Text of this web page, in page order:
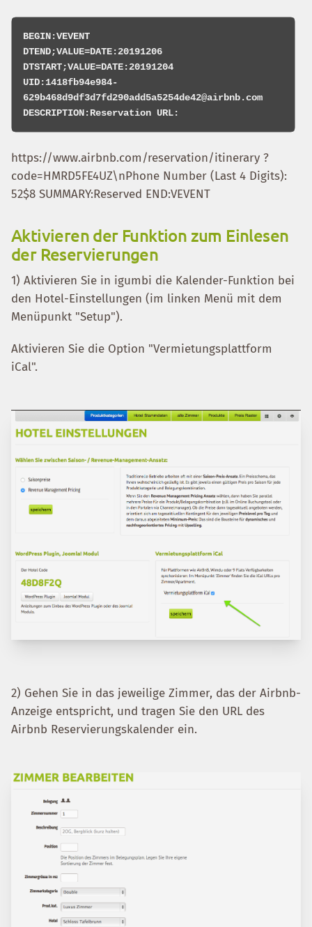
BEGIN:VEVENT
DTEND;VALUE=DATE:20191206
DTSTART;VALUE=DATE:20191204
UID:1418fb94e984-
629b468d9df3d7fd290add5a5254de42@airbnb.com
https://www.airbnb.com/reservation/itinerary ?
code=HMRD5FE4UZ\nPhone Number (Last 4 Digits):
52$8 SUMMARY:Reserved END:VEVENT
Aktivieren der Funktion zum Einlesen
der Reservierungen
1) Aktivieren Sie in igumbi die Kalender-Funktion bei
den Hotel-Einstellungen (im linken Menü mit dem
Menüpunkt "Setup").
Aktivieren Sie die Option "Vermietungsplattform
iCal".
2) Gehen Sie in das jeweilige Zimmer, das der Airbnb-
Anzeige entspricht, und tragen Sie den URL des
Airbnb Reservierungskalender ein.